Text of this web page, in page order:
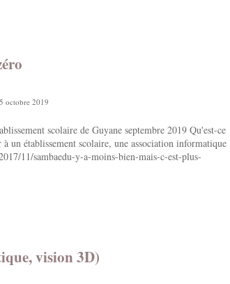
octobre 2019
scolaire de Guyane septembre 2019 Qu'est-ce
un établissement scolaire, une association informatique
11/sambaedu-y-a-moins-bien-mais-c-est-plus-
vision 3D)